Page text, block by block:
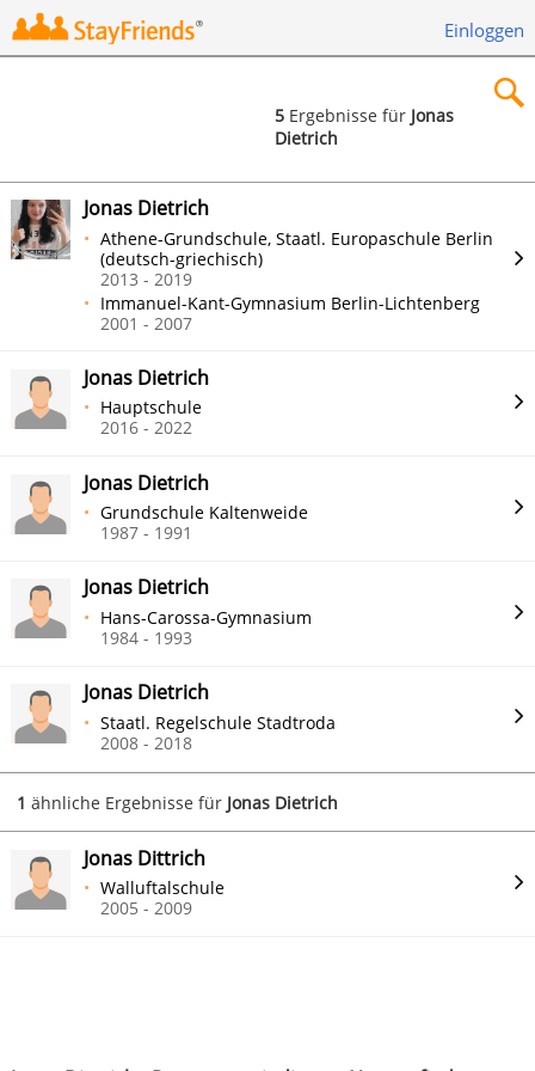
Einloggen
Suchen
5 Ergebnisse für Jonas
Dietrich
Jonas Dietrich
Athene-Grundschule, Staatl. Europaschule Berlin
(deutsch-griechisch)
2013 - 2019
Immanuel-Kant-Gymnasium Berlin-Lichtenberg
2001 - 2007
Jonas Dietrich
Hauptschule
2016 - 2022
Jonas Dietrich
Grundschule Kaltenweide
1987 - 1991
Jonas Dietrich
Hans-Carossa-Gymnasium
1984 - 1993
Jonas Dietrich
Staatl. Regelschule Stadtroda
2008 - 2018
1 ähnliche Ergebnisse für Jonas Dietrich
Jonas Dittrich
Walluftalschule
2005 - 2009